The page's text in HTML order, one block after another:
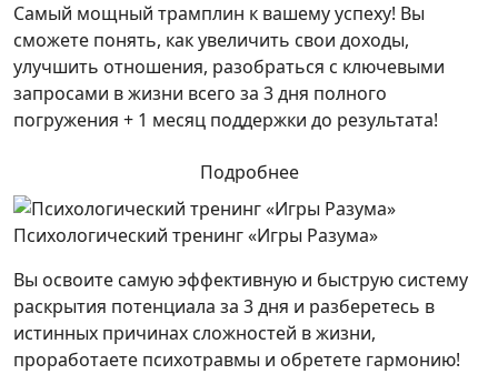
Самый мощный трамплин к вашему успеху! Вы
сможете понять, как увеличить свои доходы,
улучшить отношения, разобраться с ключевыми
запросами в жизни всего за 3 дня полного
погружения + 1 месяц поддержки до результата!
Подробнее
Психологический тренинг «Игры Разума»
Вы освоите самую эффективную и быструю систему
раскрытия потенциала за 3 дня и разберетесь в
истинных причинах сложностей в жизни,
проработаете психотравмы и обретете гармонию!